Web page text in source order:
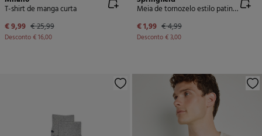
T-shirt de manga curta
€ 9,99 € 25,99
Desconto€ 16,00
Meia de tornozelo estilo patinete de gato
€ 1,99 € 4,99
Desconto€ 3,00